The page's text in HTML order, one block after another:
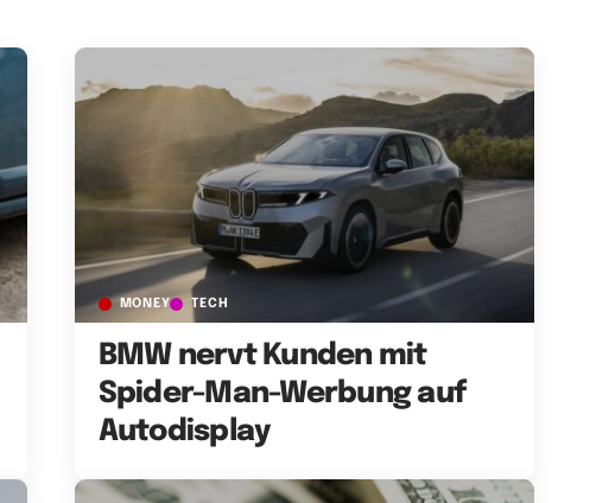
MONEY TECH
BMW nervt Kunden mit
Spider-Man-Werbung auf
Autodisplay